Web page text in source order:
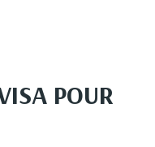
POUR